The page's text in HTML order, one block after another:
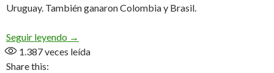
Uruguay. También ganaron Colombia y Brasil.
Seguir leyendo Imbatibles
→
1.387veces leída
Share this: